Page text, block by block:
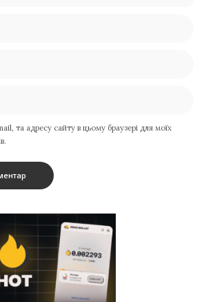
та адресу сайту в цьому браузері для моїх